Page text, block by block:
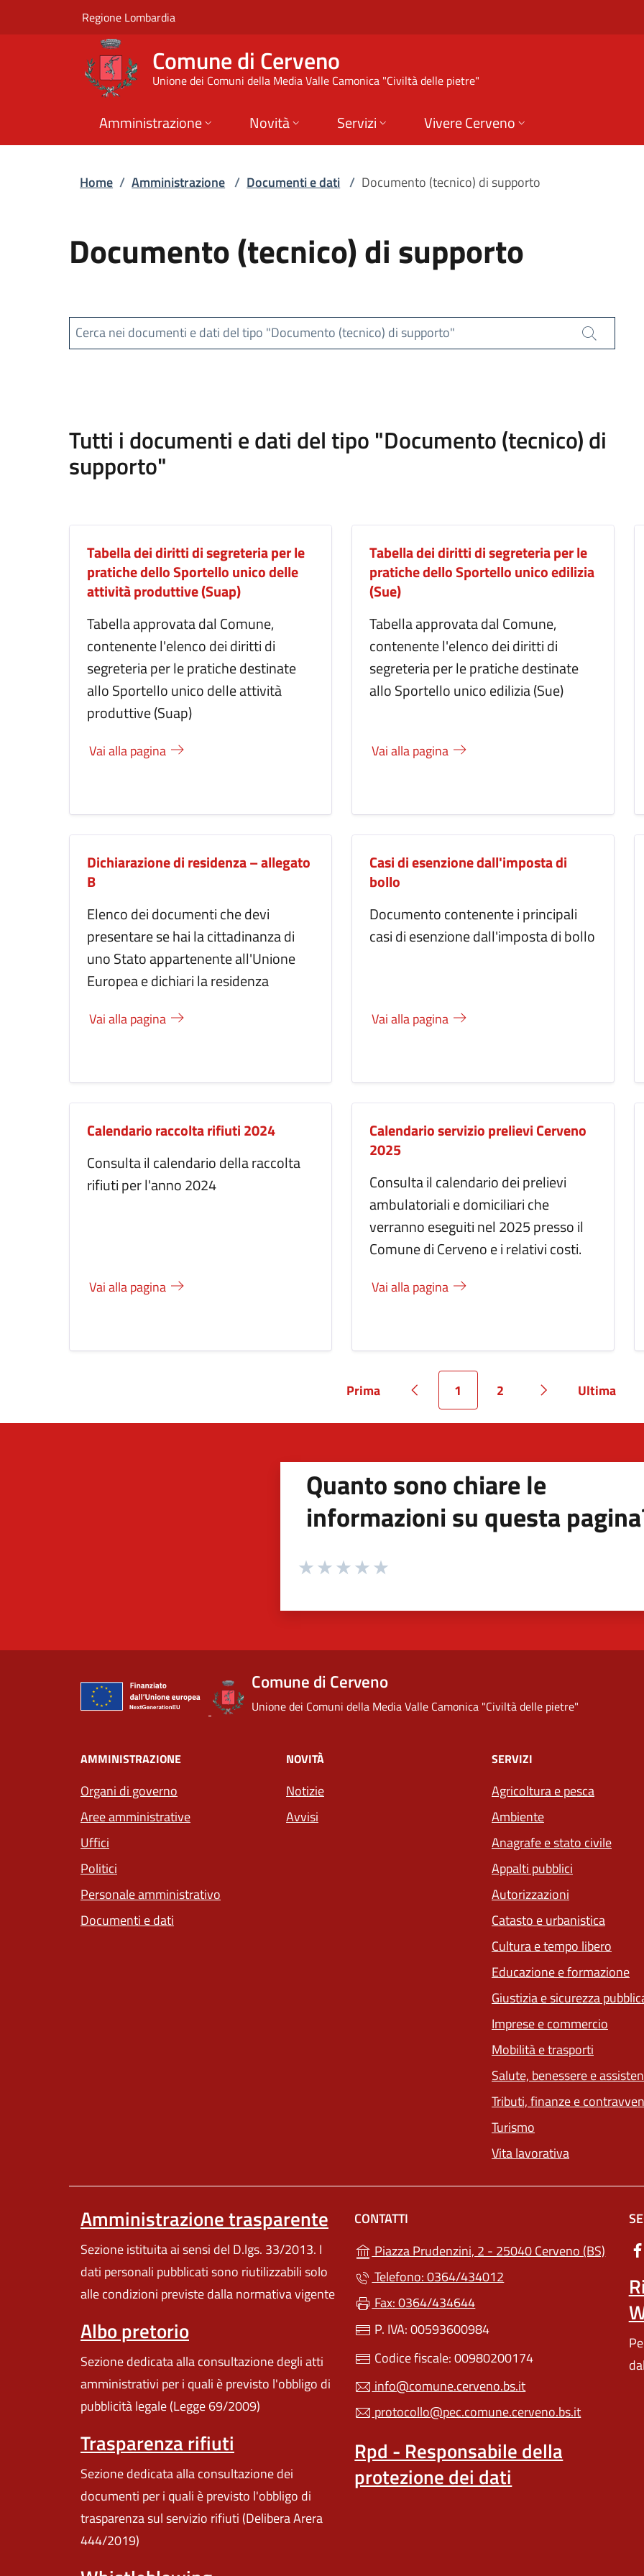
Vai al contenuto principale
Documento (tecnico) di supporto |
Regione Lombardia
Comune di Cerveno
Unione dei Comuni della Media Valle Camonica "Civiltà delle pietre"
Amministrazione Novità Servizi Vivere Cerveno
Home / Amministrazione / Documenti e dati / Documento (tecnico) di supporto
Documento (tecnico) di supporto
Cerca nei documenti e dati del tipo "Documento (tecnico) di supporto"
Cerca
Tutti i documenti e dati del tipo "Documento (tecnico) di
supporto"
Tabella dei diritti di segreteria per le
pratiche dello Sportello unico delle
attività produttive (Suap)
Tabella approvata dal Comune,
contenente l'elenco dei diritti di
segreteria per le pratiche destinate
allo Sportello unico delle attività
produttive (Suap)
Vai alla pagina
Tabella dei diritti di segreteria per le
pratiche dello Sportello unico edilizia
(Sue)
Tabella approvata dal Comune,
contenente l'elenco dei diritti di
segreteria per le pratiche destinate
allo Sportello unico edilizia (Sue)
Vai alla pagina
Dichiarazione di residenza – allegato
B
Elenco dei documenti che devi
presentare se hai la cittadinanza di
uno Stato appartenente all'Unione
Europea e dichiari la residenza
Vai alla pagina
Casi di esenzione dall'imposta di
bollo
Documento contenente i principali
casi di esenzione dall'imposta di bollo
Vai alla pagina
Calendario raccolta rifiuti 2024
Consulta il calendario della raccolta
rifiuti per l'anno 2024
Vai alla pagina
Calendario servizio prelievi Cerveno
2025
Consulta il calendario dei prelievi
ambulatoriali e domiciliari che
verranno eseguiti nel 2025 presso il
Comune di Cerveno e i relativi costi.
Vai alla pagina
Pagina
Prima
Pagina precedente
Pagina
1
Pagina
2
Pagina Pagina
Ultima
Quanto sono chiare le
informazioni su questa
Valuta da 1 a 5 stelle la pagina
Comune di Cerveno
Unione dei Comuni della Media Valle Camonica "Civiltà delle pietre"
AMMINISTRAZIONE
Organi di governo
Aree amministrative
Uffici
Politici
Personale amministrativo
Documenti e dati
NOVITÀ
Notizie
Avvisi
SERVIZI
Agricoltura e pesca
Ambiente
Anagrafe e stato civile
Appalti pubblici
Autorizzazioni
Catasto e urbanistica
Cultura e tempo libero
Educazione e formazione
Giustizia e sicurezza
Imprese e commercio
Mobilità e trasporti
Salute, benessere e
Tributi, finanze e
Turismo
Vita lavorativa
Amministrazione trasparente
Sezione istituita ai sensi del D.lgs. 33/2013. I
dati personali pubblicati sono riutilizzabili solo
alle condizioni previste dalla normativa vigente
Albo pretorio
Sezione dedicata alla consultazione degli atti
amministrativi per i quali è previsto l'obbligo di
pubblicità legale (Legge 69/2009)
Trasparenza rifiuti
Sezione dedicata alla consultazione dei
documenti per i quali è previsto l'obbligo di
trasparenza sul servizio rifiuti (Delibera Arera
444/2019)
CONTATTI
Piazza Prudenzini, 2 - 25040 Cerveno (BS)
Telefono: 0364/434012
Fax: 0364/434644
P. IVA: 00593600984
Codice fiscale: 00980200174
info@comune.cerveno.bs.it
protocollo@pec.comune.cerveno.bs.it
Rpd - Responsabile della
protezione dei dati